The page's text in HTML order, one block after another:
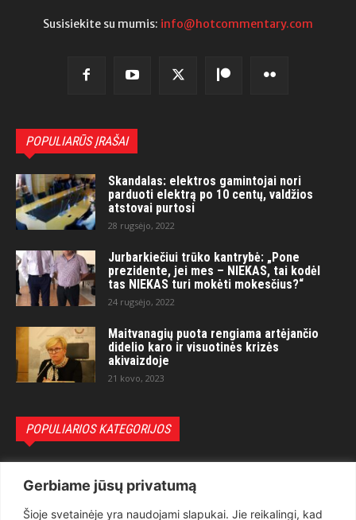
Gerbiame jūsų privatumą
Šioje svetainėje yra naudojami slapukai. Jie reikalingi, kad
Susisiekite su mumis: info@hotcommentary.com
POPULIARŪS ĮRAŠAI
Skandalas: elektros gamintojai nori
parduoti elektrą po 10 centų, valdžios
atstovai purtosi
28 rugsėjo, 2022
Jurbarkiečiui trūko kantrybė: „Pone
prezidente, jei mes – NIEKAS, tai kodėl
tas NIEKAS turi mokėti mokesčius?“
24 rugsėjo, 2022
Maitvanagių puota rengiama artėjančio
didelio karo ir visuotinės krizės
akivaizdoje
21 kovo, 2023
POPULIARIOS KATEGORIJOS